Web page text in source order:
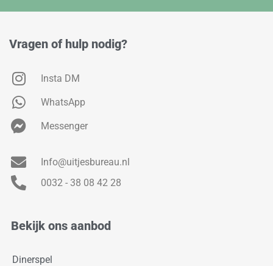
Vragen of hulp nodig?
Insta DM
WhatsApp
Messenger
Info@uitjesbureau.nl
0032 - 38 08 42 28
Bekijk ons aanbod
Dinerspel